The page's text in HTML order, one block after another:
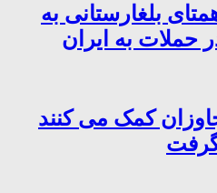
بلغارستانی به
حملات به ایران
کمک می کنند